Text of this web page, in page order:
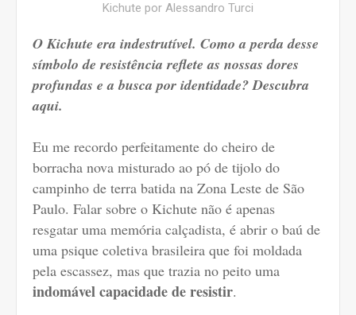
Kichute por Alessandro Turci
O Kichute era indestrutível. Como a perda desse
símbolo de resistência reflete as nossas dores
profundas e a busca por identidade? Descubra
aqui.
Eu me recordo perfeitamente do cheiro de
borracha nova misturado ao pó de tijolo do
campinho de terra batida na Zona Leste de São
Paulo. Falar sobre o Kichute não é apenas
resgatar uma memória calçadista, é abrir o baú de
uma psique coletiva brasileira que foi moldada
pela escassez, mas que trazia no peito uma
indomável capacidade de resistir.